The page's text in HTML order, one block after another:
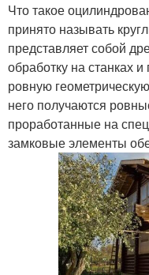
Что такое
принято называть
представляет собой
обработку на станках
ровную
него получаются
проработанные на
замковые элементы